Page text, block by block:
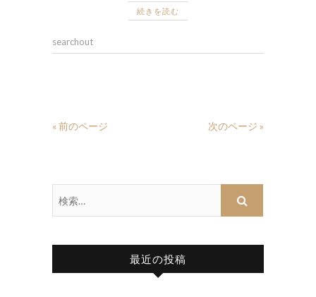
続きを読む
searchout
« 前のページ 次のページ »
最近の投稿